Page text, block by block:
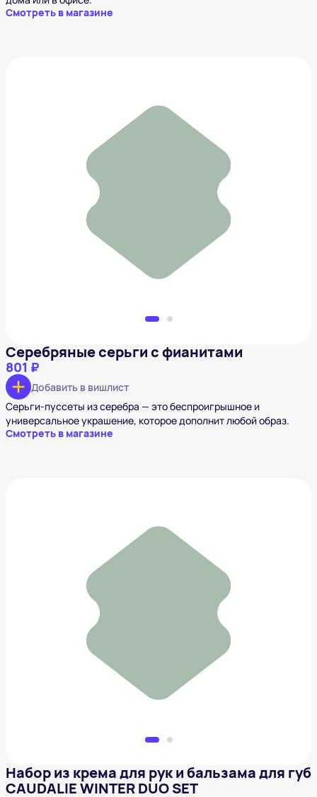
Смотреть в магазине
Серебряные серьги с фианитами
Серебряные серьги с фианитами
801 ₽
Добавить в вишлист
Серьги-пуссеты из серебра — это беспроигрышное и
универсальное украшение, которое дополнит любой образ.
Смотреть в магазине
Набор из крема для рук и бальзама для губ
CAUDALIE WINTER DUO SET
Набор из крема для рук и бальзама для губ
CAUDALIE WINTER DUO SET